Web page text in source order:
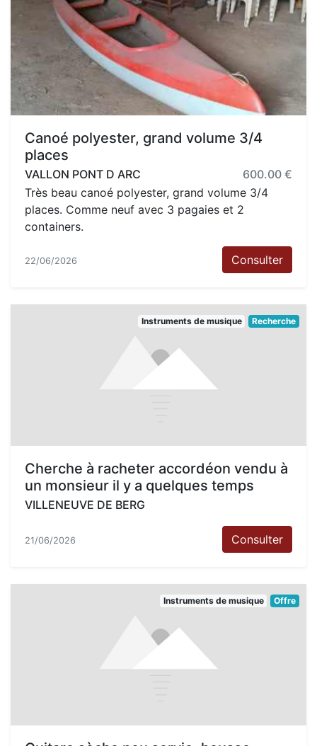
Canoé polyester, grand volume 3/4
places
VALLON PONT D ARC
600.00 €
Très beau canoé polyester, grand volume 3/4
places. Comme neuf avec 3 pagaies et 2
containers.
22/06/2026 Consulter
Instruments de musique Recherche
Cherche à racheter accordéon vendu à
un monsieur il y a quelques temps
VILLENEUVE DE BERG
21/06/2026 Consulter
Instruments de musique Offre